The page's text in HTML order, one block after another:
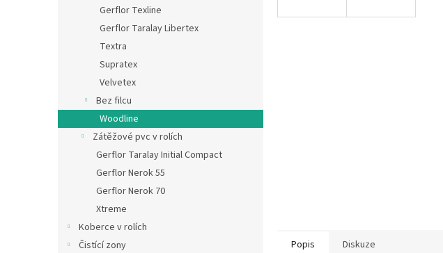
Gerflor Texline
Gerflor Taralay Libertex
Textra
Supratex
Velvetex
Bez filcu
Woodline
Zátěžové pvc v rolích
Gerflor Taralay Initial Compact
Gerflor Nerok 55
Gerflor Nerok 70
Xtreme
Koberce v rolích
Čistící zony
Popis Diskuze